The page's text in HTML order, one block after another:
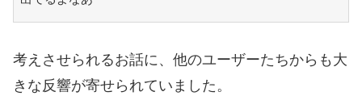
考えさせられるお話に、他のユーザーたちからも大
きな反響が寄せられていました。